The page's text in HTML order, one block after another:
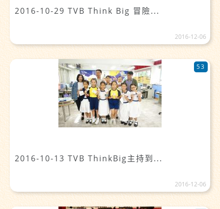
2016-10-29 TVB Think Big 冒險...
2016-12-06
2016-10-13 TVB ThinkBig主持到...
53
2016-12-06